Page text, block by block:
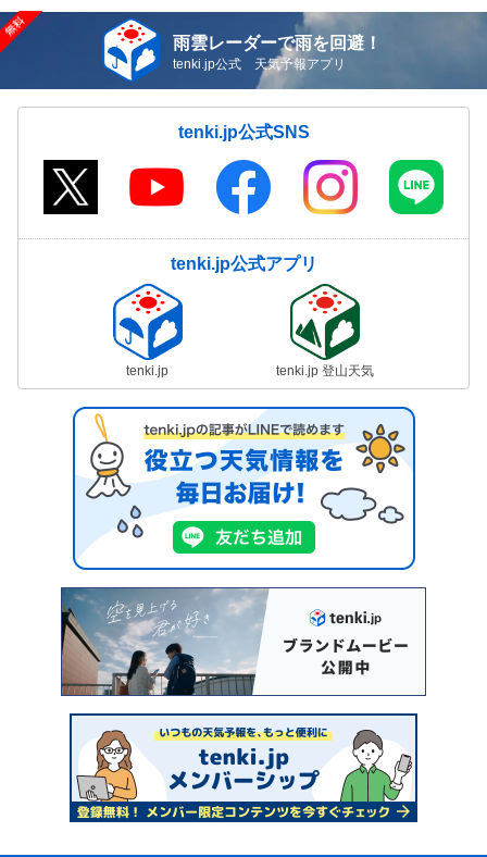
雨雲レーダーで雨を回避！
tenki.jp公式 天気予報アプリ
tenki.jp公式SNS
tenki.jp公式アプリ
tenki.jp tenki.jp 登山天気